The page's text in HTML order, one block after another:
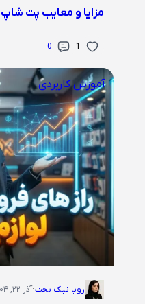
مزایا و معایب پت شاپ
1
0
آموزش کاربردی
رویا نیک بخت·آذر ۲۲, ۱۴۰۴